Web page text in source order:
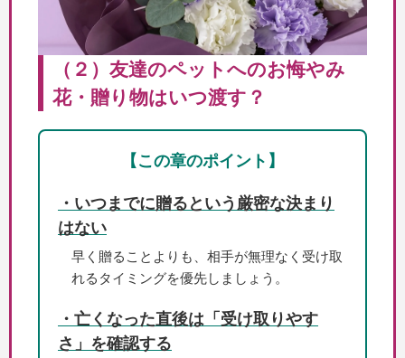
（２）友達のペットへのお悔やみ
花・贈り物はいつ渡す？
【この章のポイント】
・いつまでに贈るという厳密な決まり
はない
早く贈ることよりも、相手が無理なく受け取
れるタイミングを優先しましょう。
・亡くなった直後は「受け取りやす
さ」を確認する